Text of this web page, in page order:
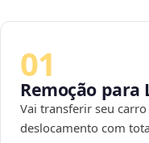
01
Remoção para
Vai transferir seu
deslocamento com